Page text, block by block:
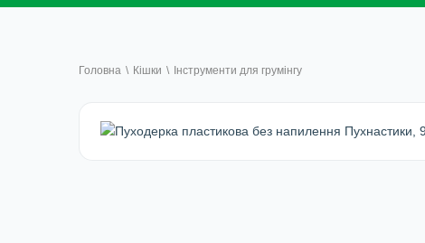
Головна \ Кішки \ Інструменти для грумінгу